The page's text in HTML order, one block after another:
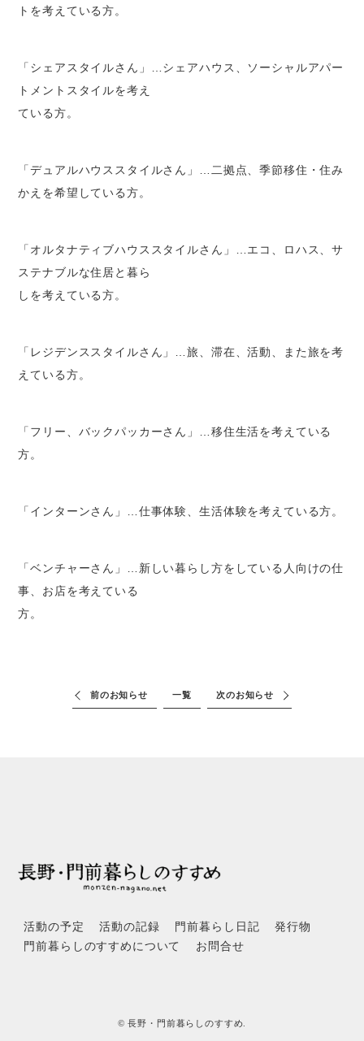
トを考えている方。
「シェアスタイルさん」…シェアハウス、ソーシャルアパー
トメントスタイルを考え
ている方。
「デュアルハウススタイルさん」…二拠点、季節移住・住み
かえを希望している方。
「オルタナティブハウススタイルさん」…エコ、ロハス、サ
ステナブルな住居と暮ら
しを考えている方。
「レジデンススタイルさん」…旅、滞在、活動、また旅を考
えている方。
「フリー、バックパッカーさん」…移住生活を考えている
方。
「インターンさん」…仕事体験、生活体験を考えている方。
「ベンチャーさん」…新しい暮らし方をしている人向けの仕
事、お店を考えている
方。
前のお知らせ 一覧 次のお知らせ
活動の予定 活動の記録 門前暮らし日記
発行物
門前暮らしのすすめについて
お問合せ
© 長野・門前暮らしのすすめ.